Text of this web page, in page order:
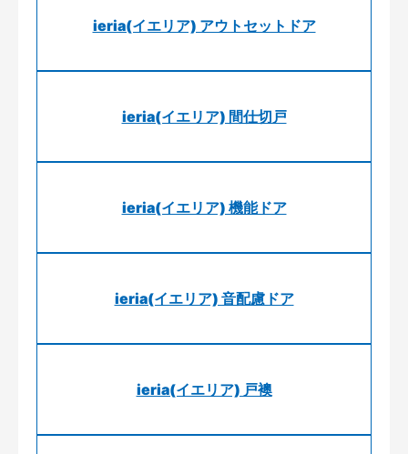
ieria(イエリア) アウトセットドア
ieria(イエリア) 間仕切戸
ieria(イエリア) 機能ドア
ieria(イエリア) 音配慮ドア
ieria(イエリア) 戸襖